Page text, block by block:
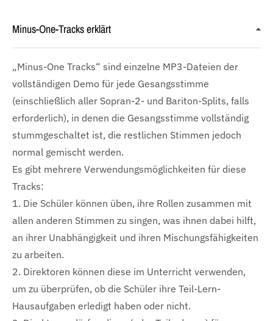
Minus-One-Tracks erklärt
„Minus-One Tracks“ sind einzelne MP3-Dateien der
vollständigen Demo für jede Gesangsstimme
(einschließlich aller Sopran-2- und Bariton-Splits, falls
erforderlich), in denen die Gesangsstimme vollständig
stummgeschaltet ist, die restlichen Stimmen jedoch
normal gemischt werden.
Es gibt mehrere Verwendungsmöglichkeiten für diese
Tracks:
1. Die Schüler können üben, ihre Rollen zusammen mit
allen anderen Stimmen zu singen, was ihnen dabei hilft,
an ihrer Unabhängigkeit und ihren Mischungsfähigkeiten
zu arbeiten.
2. Direktoren können diese im Unterricht verwenden,
um zu überprüfen, ob die Schüler ihre Teil-Lern-
Hausaufgaben erledigt haben oder nicht.